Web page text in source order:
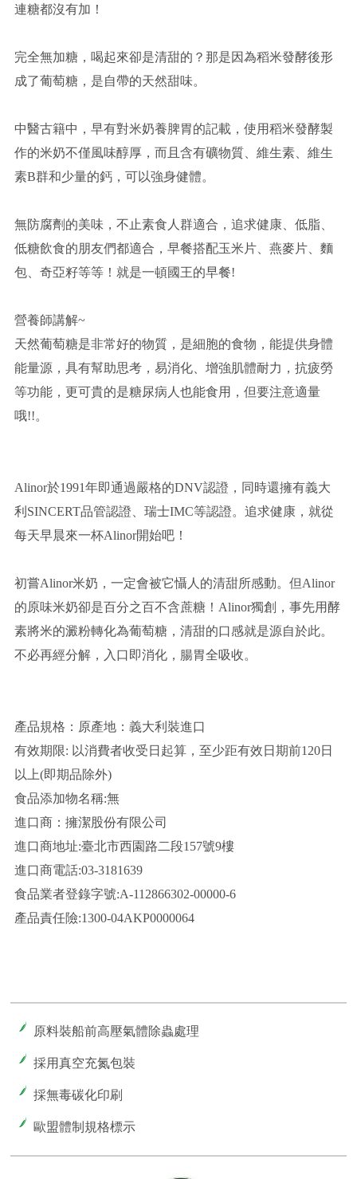
連糖都沒有加！
完全無加糖，喝起來卻是清甜的？那是因為稻米發酵後形
成了葡萄糖，是自帶的天然甜味。
中醫古籍中，早有對米奶養脾胃的記載，使用稻米發酵製
作的米奶不僅風味醇厚，而且含有礦物質、維生素、維生
素B群和少量的鈣，可以強身健體。
無防腐劑的美味，不止素食人群適合，追求健康、低脂、
低糖飲食的朋友們都適合，早餐搭配玉米片、燕麥片、麵
包、奇亞籽等等！就是一頓國王的早餐!
營養師講解~
天然葡萄糖是非常好的物質，是細胞的食物，能提供身體
能量源，具有幫助思考，易消化、增強肌體耐力，抗疲勞
等功能，更可貴的是糖尿病人也能食用，但要注意適量
哦!!。
Alinor於1991年即通過嚴格的DNV認證，同時還擁有義大
利SINCERT品管認證、瑞士IMC等認證。追求健康，就從
每天早晨來一杯Alinor開始吧！
初嘗Alinor米奶，一定會被它懾人的清甜所感動。但Alinor
的原味米奶卻是百分之百不含蔗糖！Alinor獨創，事先用酵
素將米的澱粉轉化為葡萄糖，清甜的口感就是源自於此。
不必再經分解，入口即消化，腸胃全吸收。
產品規格：原產地：義大利裝進口
有效期限: 以消費者收受日起算，至少距有效日期前120日
以上(即期品除外)
食品添加物名稱:無
進口商：擁潔股份有限公司
進口商地址:臺北市西園路二段157號9樓
進口商電話:03-3181639
食品業者登錄字號:A-112866302-00000-6
產品責任險:1300-04AKP0000064
原料裝船前高壓氣體除蟲處理
採用真空充氮包裝
採無毒碳化印刷
歐盟體制規格標示